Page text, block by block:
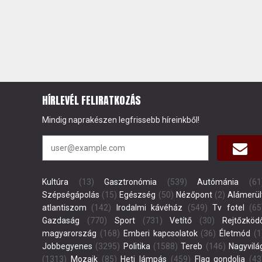
HÍRLEVÉL FELIRATKOZÁS
Mindig naprakészen legfrissebb híreinkből!
Kultúra (13) Gasztronómia (539) Autómánia
Szépségápolás (15) Egészség (50) Nézőpont(2)
atlantiszom (142) Irodalmi kávéház (549) Tv fotel
Gazdaság (770) Sport(731) Vetítő (30)
magyarország (168) Emberi kapcsolatok(36) Életmód
Jobbegyenes (3295) Politika (1588) Tereb (146)
(1313)
Mozaik(85) Heti lámpás (459) Flag gondolja